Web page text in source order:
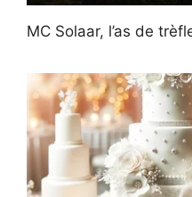
MC Solaar, l’as de